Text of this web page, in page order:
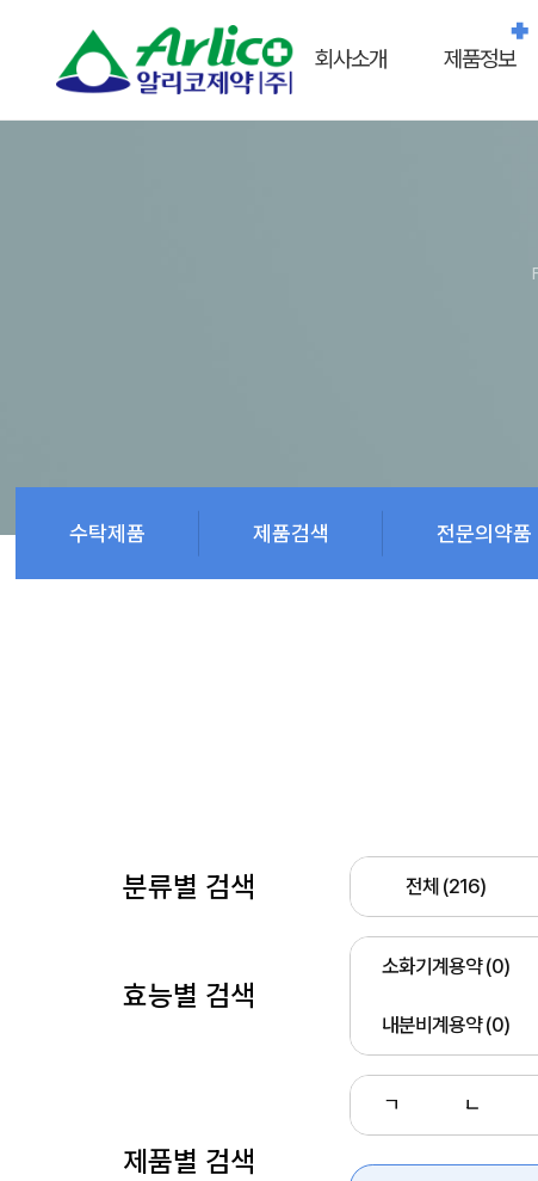
회사소개 제품정보
수탁제품 제품검색 전문의약품
분류별 검색 전체 (216)
효능별 검색
소화기계용약 (0)
내분비계용약 (0)
제품별 검색
ㄱ ㄴ